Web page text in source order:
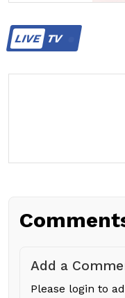
LIVETV
Add a
Please login to